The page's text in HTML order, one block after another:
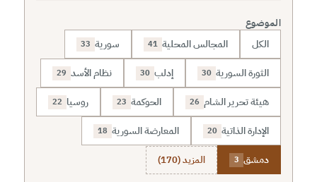
الموضوع
الكل المجالس المحلية 41 سورية 33
الثورة السورية 30 إدلب 30 نظام الأسد 29
هيئة تحرير الشام 26 الحوكمة 23 روسيا 22
الإدارة الذاتية 20 المعارضة السورية 18
دمشق 3 المزيد (170)